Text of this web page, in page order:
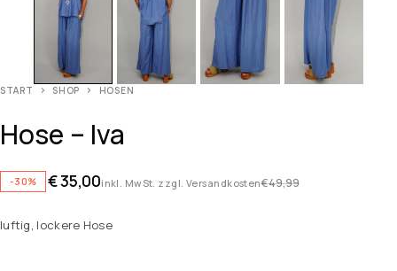
START SHOP HOSEN
Hose – Iva
-30% €49,99
€35,00inkl. MwSt. zzgl. Versandkosten
luftig, lockere Hose